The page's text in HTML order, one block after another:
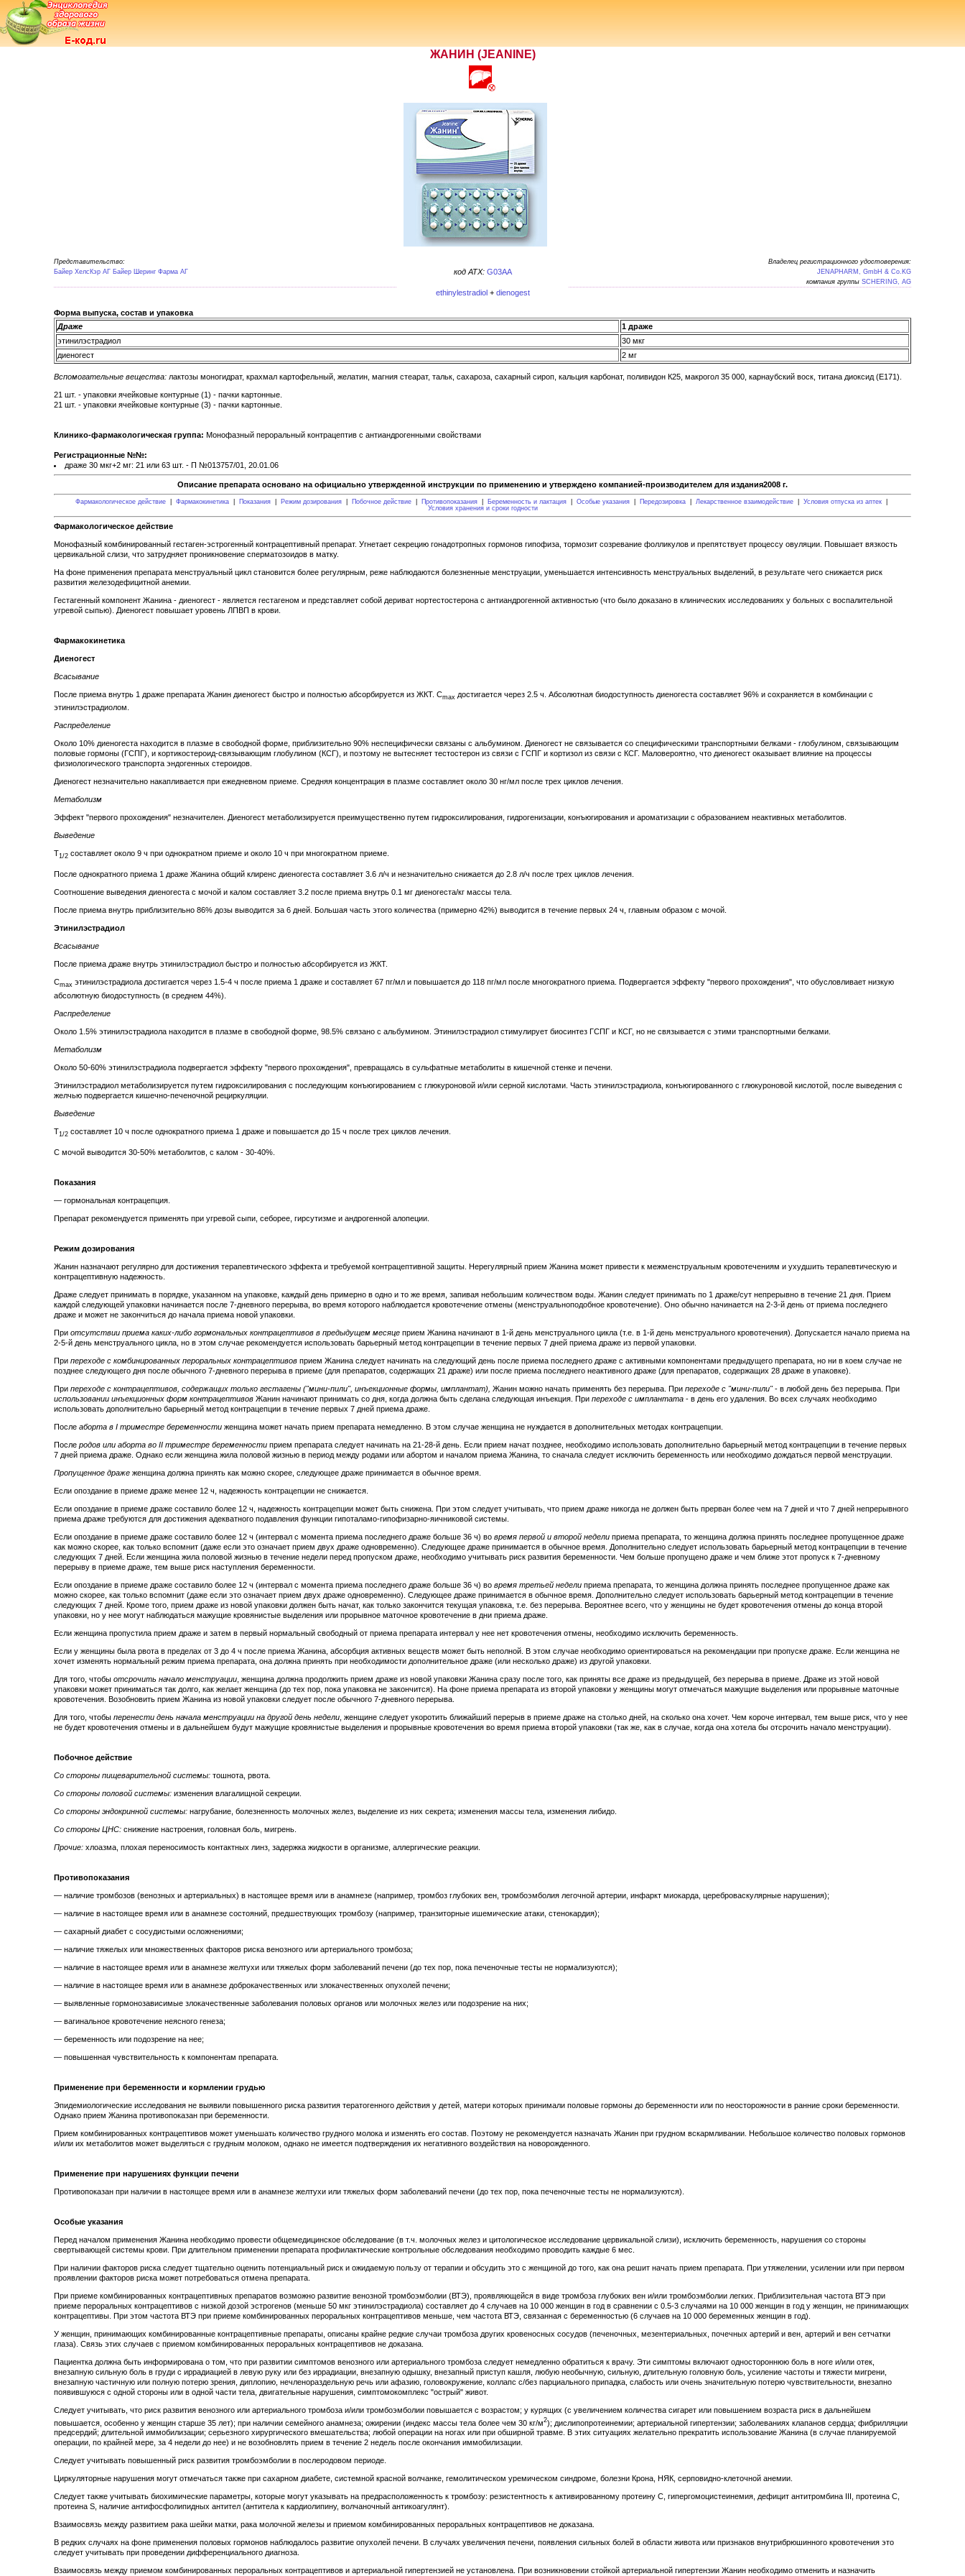
ЖАНИН (JEANINE)
Представительство:
Байер ХелсКэр АГ Байер Шеринг Фарма АГ
код ATX: G03AA
Владелец регистрационного удостоверения:
JENAPHARM, GmbH & Co.KG
компания группы SCHERING, AG
ethinylestradiol+ dienogest
Форма выпуска, состав и упаковка
Драже
1 драже
этинилэстрадиол
30 мкг
диеногест
2 мг
Вспомогательные вещества: лактозы моногидрат, крахмал картофельный, желатин, магния стеарат, тальк, сахароза, сахарный сироп, кальция карбонат, поливидон К25, макрогол 35 000, карнаубский воск, титана диоксид (Е171).
21 шт. - упаковки ячейковые контурные (1) - пачки картонные.
21 шт. - упаковки ячейковые контурные (3) - пачки картонные.
Клинико-фармакологическая группа: Монофазный пероральный контрацептив с антиандрогенными свойствами
Регистрационные №№:
драже 30 мкг+2 мг: 21 или 63 шт. - П №013757/01, 20.01.06
Описание препарата основано на официально утвержденной инструкции по применению и утверждено компанией-производителем для издания2008 г.
Фармакологическое действие Фармакокинетика Показания Режим дозирования Побочное действие Противопоказания Беременность и лактация Особые указания Передозировка Лекарственное взаимодействие Условия отпуска из аптек
Условия хранения и сроки годности
Фармакологическое действие
Монофазный комбинированный гестаген-эстрогенный контрацептивный препарат. Угнетает секрецию гонадотропных гормонов гипофиза, тормозит созревание фолликулов и препятствует процессу овуляции. Повышает вязкость
цервикальной слизи, что затрудняет проникновение сперматозоидов в матку.
На фоне применения препарата менструальный цикл становится более регулярным, реже наблюдаются болезненные менструации, уменьшается интенсивность менструальных выделений, в результате чего снижается риск
развития железодефицитной анемии.
Гестагенный компонент Жанина - диеногест - является гестагеном и представляет собой дериват нортестостерона с антиандрогенной активностью (что было доказано в клинических исследованиях у больных с воспалительной
угревой сыпью). Диеногест повышает уровень ЛПВП в крови.
Фармакокинетика
Диеногест
Всасывание
После приема внутрь 1 драже препарата Жанин диеногест быстро и полностью абсорбируется из ЖКТ. Cmax достигается через 2.5 ч. Абсолютная биодоступность диеногеста составляет 96% и сохраняется в комбинации с
этинилэстрадиолом.
Распределение
Около 10% диеногеста находится в плазме в свободной форме, приблизительно 90% неспецифически связаны с альбумином. Диеногест не связывается со специфическими транспортными белками - глобулином, связывающим
половые гормоны (ГСПГ), и кортикостероид-связывающим глобулином (КСГ), и поэтому не вытесняет тестостерон из связи с ГСПГ и кортизол из связи с КСГ. Маловероятно, что диеногест оказывает влияние на процессы
физиологического транспорта эндогенных стероидов.
Диеногест незначительно накапливается при ежедневном приеме. Средняя концентрация в плазме составляет около 30 нг/мл после трех циклов лечения.
Метаболизм
Эффект "первого прохождения" незначителен. Диеногест метаболизируется преимущественно путем гидроксилирования, гидрогенизации, конъюгирования и ароматизации с образованием неактивных метаболитов.
Выведение
T1/2 составляет около 9 ч при однократном приеме и около 10 ч при многократном приеме.
После однократного приема 1 драже Жанина общий клиренс диеногеста составляет 3.6 л/ч и незначительно снижается до 2.8 л/ч после трех циклов лечения.
Соотношение выведения диеногеста с мочой и калом составляет 3.2 после приема внутрь 0.1 мг диеногеста/кг массы тела.
После приема внутрь приблизительно 86% дозы выводится за 6 дней. Большая часть этого количества (примерно 42%) выводится в течение первых 24 ч, главным образом с мочой.
Этинилэстрадиол
Всасывание
После приема драже внутрь этинилэстрадиол быстро и полностью абсорбируется из ЖКТ.
Cmax этинилэстрадиола достигается через 1.5-4 ч после приема 1 драже и составляет 67 пг/мл и повышается до 118 пг/мл после многократного приема. Подвергается эффекту "первого прохождения", что обусловливает низкую
абсолютную биодоступность (в среднем 44%).
Распределение
Около 1.5% этинилэстрадиола находится в плазме в свободной форме, 98.5% связано с альбумином. Этинилэстрадиол стимулирует биосинтез ГСПГ и КСГ, но не связывается с этими транспортными белками.
Метаболизм
Около 50-60% этинилэстрадиола подвергается эффекту "первого прохождения", превращаясь в сульфатные метаболиты в кишечной стенке и печени.
Этинилэстрадиол метаболизируется путем гидроксилирования с последующим конъюгированием с глюкуроновой и/или серной кислотами. Часть этинилэстрадиола, конъюгированного с глюкуроновой кислотой, после выведения с
желчью подвергается кишечно-печеночной рециркуляции.
Выведение
T1/2 составляет 10 ч после однократного приема 1 драже и повышается до 15 ч после трех циклов лечения.
С мочой выводится 30-50% метаболитов, с калом - 30-40%.
Показания
— гормональная контрацепция.
Препарат рекомендуется применять при угревой сыпи, себорее, гирсутизме и андрогенной алопеции.
Режим дозирования
Жанин назначают регулярно для достижения терапевтического эффекта и требуемой контрацептивной защиты. Нерегулярный прием Жанина может привести к межменструальным кровотечениям и ухудшить терапевтическую и
контрацептивную надежность.
Драже следует принимать в порядке, указанном на упаковке, каждый день примерно в одно и то же время, запивая небольшим количеством воды. Жанин следует принимать по 1 драже/сут непрерывно в течение 21 дня. Прием
каждой следующей упаковки начинается после 7-дневного перерыва, во время которого наблюдается кровотечение отмены (менструальноподобное кровотечение). Оно обычно начинается на 2-3-й день от приема последнего
драже и может не закончиться до начала приема новой упаковки.
При отсутствии приема каких-либо гормональных контрацептивов в предыдущем месяце прием Жанина начинают в 1-й день менструального цикла (т.е. в 1-й день менструального кровотечения). Допускается начало приема на
2-5-й день менструального цикла, но в этом случае рекомендуется использовать барьерный метод контрацепции в течение первых 7 дней приема драже из первой упаковки.
При переходе с комбинированных пероральных контрацептивов прием Жанина следует начинать на следующий день после приема последнего драже с активными компонентами предыдущего препарата, но ни в коем случае не
позднее следующего дня после обычного 7-дневного перерыва в приеме (для препаратов, содержащих 21 драже) или после приема последнего неактивного драже (для препаратов, содержащих 28 драже в упаковке).
При переходе с контрацептивов, содержащих только гестагены ("мини-пили", инъекционные формы, имплантат), Жанин можно начать применять без перерыва. При переходе с "мини-пили"- в любой день без перерыва. При
использовании инъекционных форм контрацептивов Жанин начинают принимать со дня, когда должна быть сделана следующая инъекция. При переходе с имплантата - в день его удаления. Во всех случаях необходимо
использовать дополнительно барьерный метод контрацепции в течение первых 7 дней приема драже.
После аборта в I триместре беременности женщина может начать прием препарата немедленно. В этом случае женщина не нуждается в дополнительных методах контрацепции.
После родов или аборта во II триместре беременности прием препарата следует начинать на 21-28-й день. Если прием начат позднее, необходимо использовать дополнительно барьерный метод контрацепции в течение первых
7 дней приема драже. Однако если женщина жила половой жизнью в период между родами или абортом и началом приема Жанина, то сначала следует исключить беременность или необходимо дождаться первой менструации.
Пропущенное драже женщина должна принять как можно скорее, следующее драже принимается в обычное время.
Если опоздание в приеме драже менее 12 ч, надежность контрацепции не снижается.
Если опоздание в приеме драже составило более 12 ч, надежность контрацепции может быть снижена. При этом следует учитывать, что прием драже никогда не должен быть прерван более чем на 7 дней и что 7 дней непрерывного
приема драже требуются для достижения адекватного подавления функции гипоталамо-гипофизарно-яичниковой системы.
Если опоздание в приеме драже составило более 12 ч (интервал с момента приема последнего драже больше 36 ч) во время первой и второй недели приема препарата, то женщина должна принять последнее пропущенное драже
как можно скорее, как только вспомнит (даже если это означает прием двух драже одновременно). Следующее драже принимается в обычное время. Дополнительно следует использовать барьерный метод контрацепции в течение
следующих 7 дней. Если женщина жила половой жизнью в течение недели перед пропуском драже, необходимо учитывать риск развития беременности. Чем больше пропущено драже и чем ближе этот пропуск к 7-дневному
перерыву в приеме драже, тем выше риск наступления беременности.
Если опоздание в приеме драже составило более 12 ч (интервал с момента приема последнего драже больше 36 ч) во время третьей недели приема препарата, то женщина должна принять последнее пропущенное драже как
можно скорее, как только вспомнит (даже если это означает прием двух драже одновременно). Следующее драже принимается в обычное время. Дополнительно следует использовать барьерный метод контрацепции в течение
следующих 7 дней. Кроме того, прием драже из новой упаковки должен быть начат, как только закончится текущая упаковка, т.е. без перерыва. Вероятнее всего, что у женщины не будет кровотечения отмены до конца второй
упаковки, но у нее могут наблюдаться мажущие кровянистые выделения или прорывное маточное кровотечение в дни приема драже.
Если женщина пропустила прием драже и затем в первый нормальный свободный от приема препарата интервал у нее нет кровотечения отмены, необходимо исключить беременность.
Если у женщины была рвота в пределах от 3 до 4 ч после приема Жанина, абсорбция активных веществ может быть неполной. В этом случае необходимо ориентироваться на рекомендации при пропуске драже. Если женщина не
хочет изменять нормальный режим приема препарата, она должна принять при необходимости дополнительное драже (или несколько драже) из другой упаковки.
Для того, чтобы отсрочить начало менструации , женщина должна продолжить прием драже из новой упаковки Жанина сразу после того, как приняты все драже из предыдущей, без перерыва в приеме. Драже из этой новой
упаковки может приниматься так долго, как желает женщина (до тех пор, пока упаковка не закончится). На фоне приема препарата из второй упаковки у женщины могут отмечаться мажущие выделения или прорывные маточные
кровотечения. Возобновить прием Жанина из новой упаковки следует после обычного 7-дневного перерыва.
Для того, чтобы перенести день начала менструации на другой день недели , женщине следует укоротить ближайший перерыв в приеме драже на столько дней, на сколько она хочет. Чем короче интервал, тем выше риск, что у нее
не будет кровотечения отмены и в дальнейшем будут мажущие кровянистые выделения и прорывные кровотечения во время приема второй упаковки (так же, как в случае, когда она хотела бы отсрочить начало менструации).
Побочное действие
Со стороны пищеварительной системы: тошнота, рвота.
Со стороны половой системы: изменения влагалищной секреции.
Со стороны эндокринной системы: нагрубание, болезненность молочных желез, выделение из них секрета; изменения массы тела, изменения либидо.
Со стороны ЦНС: снижение настроения, головная боль, мигрень.
Прочие: хлоазма, плохая переносимость контактных линз, задержка жидкости в организме, аллергические реакции.
Противопоказания
— наличие тромбозов (венозных и артериальных) в настоящее время или в анамнезе (например, тромбоз глубоких вен, тромбоэмболия легочной артерии, инфаркт миокарда, цереброваскулярные нарушения);
— наличие в настоящее время или в анамнезе состояний, предшествующих тромбозу (например, транзиторные ишемические атаки, стенокардия);
— сахарный диабет с сосудистыми осложнениями;
— наличие тяжелых или множественных факторов риска венозного или артериального тромбоза;
— наличие в настоящее время или в анамнезе желтухи или тяжелых форм заболеваний печени (до тех пор, пока печеночные тесты не нормализуются);
— наличие в настоящее время или в анамнезе доброкачественных или злокачественных опухолей печени;
— выявленные гормонозависимые злокачественные заболевания половых органов или молочных желез или подозрение на них;
— вагинальное кровотечение неясного генеза;
— беременность или подозрение на нее;
— повышенная чувствительность к компонентам препарата.
Применение при беременности и кормлении грудью
Эпидемиологические исследования не выявили повышенного риска развития тератогенного действия у детей, матери которых принимали половые гормоны до беременности или по неосторожности в ранние сроки беременности.
Однако прием Жанина противопоказан при беременности.
Прием комбинированных контрацептивов может уменьшать количество грудного молока и изменять его состав. Поэтому не рекомендуется назначать Жанин при грудном вскармливании. Небольшое количество половых гормонов
и/или их метаболитов может выделяться с грудным молоком, однако не имеется подтверждения их негативного воздействия на новорожденного.
Применение при нарушениях функции печени
Противопоказан при наличии в настоящее время или в анамнезе желтухи или тяжелых форм заболеваний печени (до тех пор, пока печеночные тесты не нормализуются).
Особые указания
Перед началом применения Жанина необходимо провести общемедицинское обследование (в т.ч. молочных желез и цитологическое исследование цервикальной слизи), исключить беременность, нарушения со стороны
свертывающей системы крови. При длительном применении препарата профилактические контрольные обследования необходимо проводить каждые 6 мес.
При наличии факторов риска следует тщательно оценить потенциальный риск и ожидаемую пользу от терапии и обсудить это с женщиной до того, как она решит начать прием препарата. При утяжелении, усилении или при первом
проявлении факторов риска может потребоваться отмена препарата.
При приеме комбинированных контрацептивных препаратов возможно развитие венозной тромбоэмболии (ВТЭ), проявляющейся в виде тромбоза глубоких вен и/или тромбоэмболии легких. Приблизительная частота ВТЭ при
приеме пероральных контрацептивов с низкой дозой эстрогенов (меньше 50 мкг этинилэстрадиола) составляет до 4 случаев на 10 000 женщин в год в сравнении с 0.5-3 случаями на 10 000 женщин в год у женщин, не принимающих
контрацептивы. При этом частота ВТЭ при приеме комбинированных пероральных контрацептивов меньше, чем частота ВТЭ, связанная с беременностью (6 случаев на 10 000 беременных женщин в год).
У женщин, принимающих комбинированные контрацептивные препараты, описаны крайне редкие случаи тромбоза других кровеносных сосудов (печеночных, мезентериальных, почечных артерий и вен, артерий и вен сетчатки
глаза). Связь этих случаев с приемом комбинированных пероральных контрацептивов не доказана.
Пациентка должна быть информирована о том, что при развитии симптомов венозного или артериального тромбоза следует немедленно обратиться к врачу. Эти симптомы включают одностороннюю боль в ноге и/или отек,
внезапную сильную боль в груди с иррадиацией в левую руку или без иррадиации, внезапную одышку, внезапный приступ кашля, любую необычную, сильную, длительную головную боль, усиление частоты и тяжести мигрени,
внезапную частичную или полную потерю зрения, диплопию, нечленораздельную речь или афазию, головокружение, коллапс с/без парциального припадка, слабость или очень значительную потерю чувствительности, внезапно
появившуюся с одной стороны или в одной части тела, двигательные нарушения, симптомокомплекс "острый" живот.
Следует учитывать, что риск развития венозного или артериального тромбоза и/или тромбоэмболии повышается с возрастом; у курящих (с увеличением количества сигарет или повышением возраста риск в дальнейшем
повышается, особенно у женщин старше 35 лет); при наличии семейного анамнеза; ожирении (индекс массы тела более чем 30 кг/м2); дислипопротеинемии; артериальной гипертензии; заболеваниях клапанов сердца; фибрилляции
предсердий; длительной иммобилизации; серьезного хирургического вмешательства; любой операции на ногах или при обширной травме. В этих ситуациях желательно прекратить использование Жанина (в случае планируемой
операции, по крайней мере, за 4 недели до нее) и не возобновлять прием в течение 2 недель после окончания иммобилизации.
Следует учитывать повышенный риск развития тромбоэмболии в послеродовом периоде.
Циркуляторные нарушения могут отмечаться также при сахарном диабете, системной красной волчанке, гемолитическом уремическом синдроме, болезни Крона, НЯК, серповидно-клеточной анемии.
Следует также учитывать биохимические параметры, которые могут указывать на предрасположенность к тромбозу: резистентность к активированному протеину С, гипергомоцистеинемия, дефицит антитромбина III, протеина С,
протеина S, наличие антифосфолипидных антител (антитела к кардиолипину, волчаночный антикоагулянт).
Взаимосвязь между развитием рака шейки матки, рака молочной железы и приемом комбинированных пероральных контрацептивов не доказана.
В редких случаях на фоне применения половых гормонов наблюдалось развитие опухолей печени. В случаях увеличения печени, появления сильных болей в области живота или признаков внутрибрюшинного кровотечения это
следует учитывать при проведении дифференциального диагноза.
Взаимосвязь между приемом комбинированных пероральных контрацептивов и артериальной гипертензией не установлена. При возникновении стойкой артериальной гипертензии Жанин необходимо отменить и назначить